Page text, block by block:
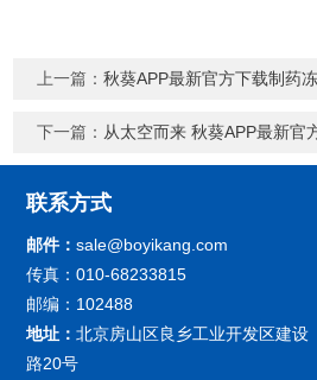
上一篇：秋葵APP最新官方下载制药
下一篇： 从太空而来 秋葵APP最新官方下载
联系方式
邮件：sale@boyikang.com
传真：010-68233815
邮编：102488
地址：北京房山区良乡工业开发区建设
路20号